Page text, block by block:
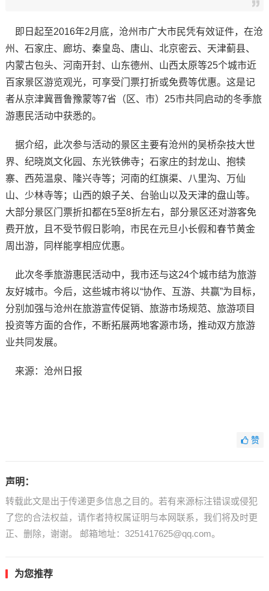
即日起至2016年2月底，沧州市广大市民凭有效证件，在沧
州、石家庄、廊坊、秦皇岛、唐山、北京密云、天津蓟县、
内蒙古包头、河南开封、山东德州、山西太原等25个城市近
百家景区游览观光，可享受门票打折或免费等优惠。这是记
者从京津冀晋鲁豫蒙等7省（区、市）25市共同启动的冬季旅
游惠民活动中获悉的。
据介绍，此次参与活动的景区主要有沧州的吴桥杂技大世
界、纪晓岚文化园、东光铁佛寺；石家庄的封龙山、抱犊
寨、西苑温泉、隆兴寺等；河南的红旗渠、八里沟、万仙
山、少林寺等；山西的娘子关、台骀山以及天津的盘山等。
大部分景区门票折扣都在5至8折左右，部分景区还对游客免
费开放，且不受节假日影响，市民在元旦小长假和春节黄金
周出游，同样能享相应优惠。
此次冬季旅游惠民活动中，我市还与这24个城市结为旅游
友好城市。今后，这些城市将以“协作、互游、共赢”为目标，
分别加强与沧州在旅游宣传促销、旅游市场规范、旅游项目
投资等方面的合作，不断拓展两地客源市场，推动双方旅游
业共同发展。
来源：沧州日报
赞
声明：
转载此文是出于传递更多信息之目的。若有来源标注错误或侵犯
了您的合法权益，请作者持权属证明与本网联系，我们将及时更
正、删除，谢谢。 邮箱地址：3251417625@qq.com。
为您推荐